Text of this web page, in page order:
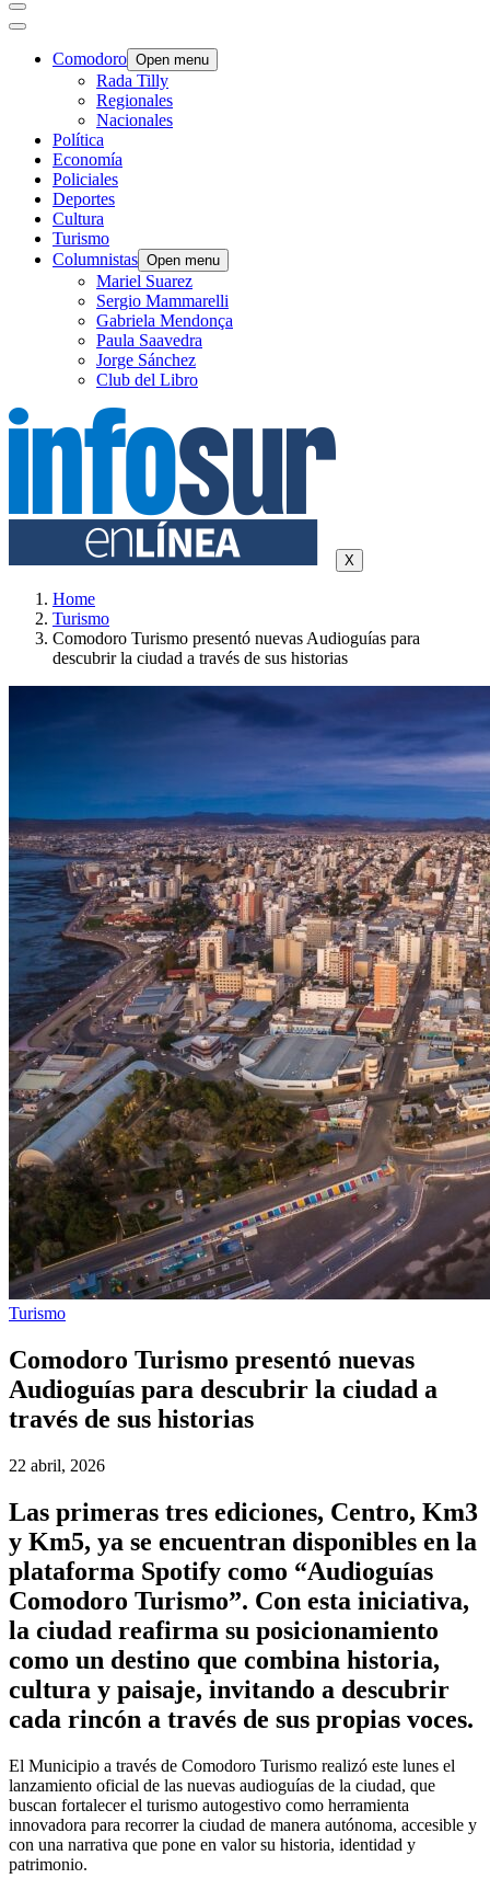
Comodoro Open menu
Rada Tilly
Regionales
Nacionales
Política
Economía
Policiales
Deportes
Cultura
Turismo
Columnistas Open menu
Mariel Suarez
Sergio Mammarelli
Gabriela Mendonça
Paula Saavedra
Jorge Sánchez
Club del Libro
X
Home
Turismo
Comodoro Turismo presentó nuevas Audioguías para
descubrir la ciudad a través de sus historias
Turismo
Comodoro Turismo presentó nuevas
Audioguías para descubrir la ciudad a
través de sus historias
22 abril, 2026
Las primeras tres ediciones, Centro, Km3
y Km5, ya se encuentran disponibles en la
plataforma Spotify como “Audioguías
Comodoro Turismo”. Con esta iniciativa,
la ciudad reafirma su posicionamiento
como un destino que combina historia,
cultura y paisaje, invitando a descubrir
cada rincón a través de sus propias voces.
El Municipio a través de Comodoro Turismo realizó este lunes el
lanzamiento oficial de las nuevas audioguías de la ciudad, que
buscan fortalecer el turismo autogestivo como herramienta
innovadora para recorrer la ciudad de manera autónoma, accesible y
con una narrativa que pone en valor su historia, identidad y
patrimonio.